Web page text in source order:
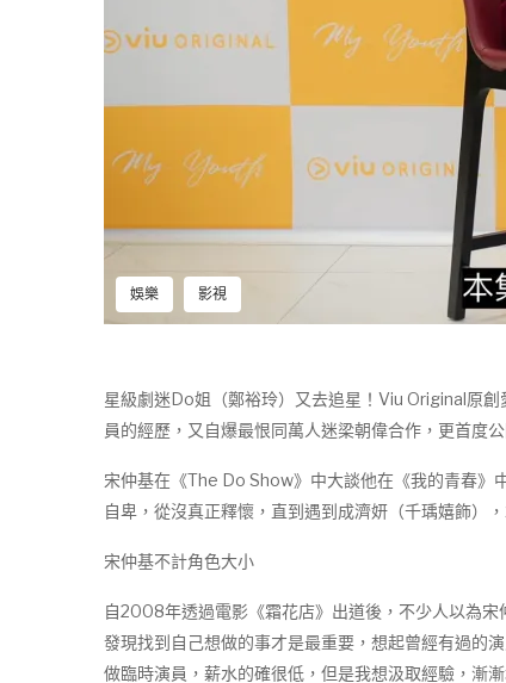
娛樂 影視
星級劇迷Do姐（鄭裕玲）又去追星！Viu Original原
員的經歷，又自爆最恨同萬人迷梁朝偉合作，更首度
宋仲基在《The Do Show》中大談他在《我的青春》
自卑，從沒真正釋懷，直到遇到成濟妍（千瑀嬉飾）
宋仲基不計角色大小
自2008年透過電影《霜花店》出道後，不少人以為
發現找到自己想做的事才是最重要，想起曾經有過的
做臨時演員，薪水的確很低，但是我想汲取經驗，漸